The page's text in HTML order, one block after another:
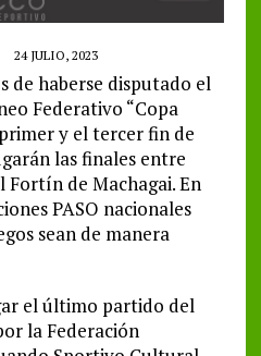
24 JULIO, 2023
de haberse disputado el
Federativo “Copa
y el tercer fin de
las finales entre
Fortín de Machagai. En
PASO nacionales
sean de manera
el último partido del
la Federación